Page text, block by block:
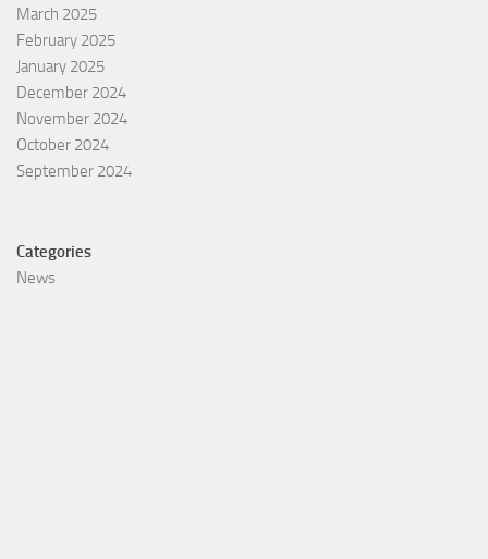
March 2025
February 2025
January 2025
December 2024
November 2024
October 2024
September 2024
Categories
News